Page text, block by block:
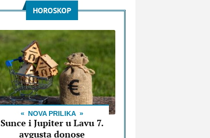
HOROSKOP
NOVA PRILIKA
Sunce i Jupiter u Lavu 7.
avgusta donose